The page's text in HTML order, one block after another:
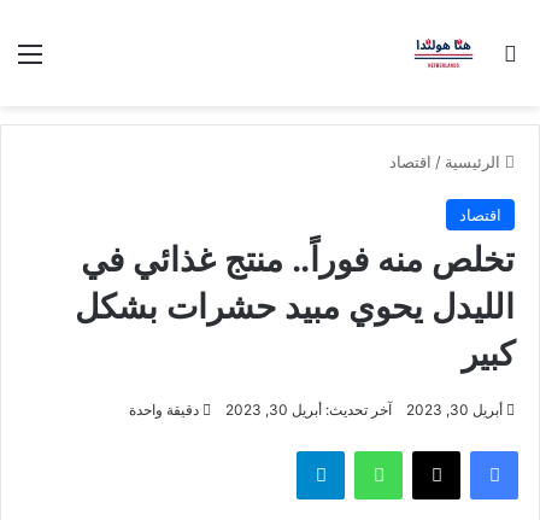
بحث عن
الرئيسية / اقتصاد
اقتصاد
تخلص منه فوراً.. منتج غذائي في
الليدل يحوي مبيد حشرات بشكل
كبير
أبريل 30, 2023 آخر تحديث: أبريل 30, 2023 دقيقة واحدة
فيسبوك ‫X واتساب تيلقرام